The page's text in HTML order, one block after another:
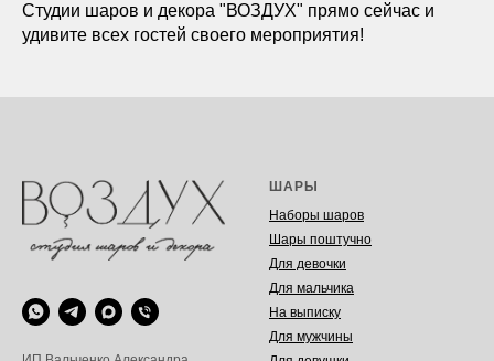
Студии шаров и декора "ВОЗДУХ" прямо сейчас и
удивите всех гостей своего мероприятия!
ШАРЫ
Наборы шаров
Шары поштучно
Для девочки
Для мальчика
На выписку
Для мужчины